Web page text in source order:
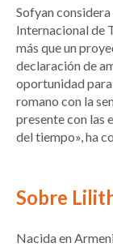
Sofyan
Internacional de
más que un
declaración de
oportunidad
romano con la
presente con las
del tiempo», ha
Sobre
Nacida en